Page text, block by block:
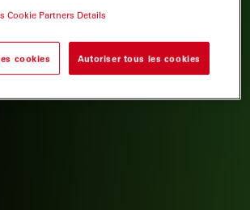
Cookie Partners Details
cookies Autoriser tous les cookies